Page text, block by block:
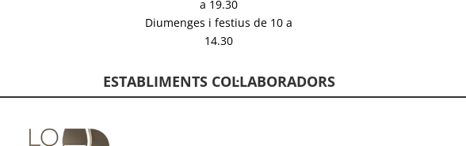
a 19.30
Diumenges i festius de 10 a
14.30
ESTABLIMENTS COL·LABORADORS